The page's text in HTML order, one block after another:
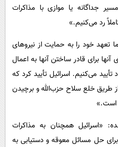
جداگانه یا موازی با مذاکرات
رد می‌کنیم.»
خود را به حمایت از نیروهای
برای قادر ساختن آنها به اعمال
می‌کنیم. اسرائیل تأیید کرد که
طریق خلع سلاح حزب‌الله و برچیدن
است.»
«اسرائیل همچنان به مذاکرات
حل مسائل معوقه و دستیابی به